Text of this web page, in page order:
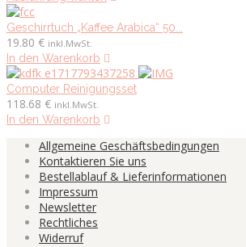
weist
auf.
Die
der
Produktseite
gewählt
Geschirrtuch „Kaffee Arabica“ 50...
19.80 € inkl.MwSt.
In den Warenkorb
Computer Reinigungsset
118.68 € inkl.MwSt.
In den Warenkorb
Allgemeine Geschäftsbedingungen
Kontaktieren Sie uns
Bestellablauf & Lieferinformationen
Impressum
Newsletter
Rechtliches
Widerruf